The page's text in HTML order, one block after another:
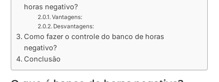
horas negativo?
Vantagens:
Desvantagens:
Como fazer o controle do banco de horas
negativo?
Conclusão